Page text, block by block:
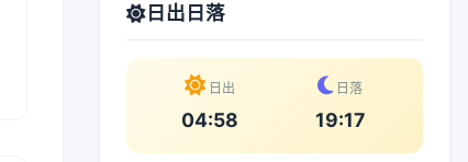
日出日落
日出
04:58
日落
19:17